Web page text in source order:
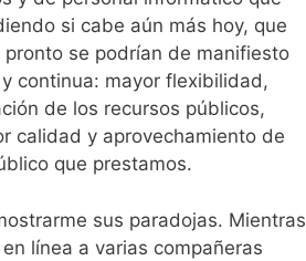
si cabe aún más hoy, que
se podrían de manifiesto
continua: mayor flexibilidad,
de los recursos públicos,
calidad y aprovechamiento de
que prestamos.
sus paradojas. Mientras
línea a varias compañeras